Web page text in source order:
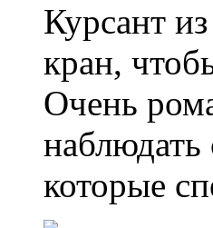
Курсант
кран,
Очень
которые